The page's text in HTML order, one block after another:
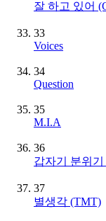
잘 하고 있어
33
Voices
34
Question
35
M.I.A
36
갑자기 분위
37
별생각 (TMT)